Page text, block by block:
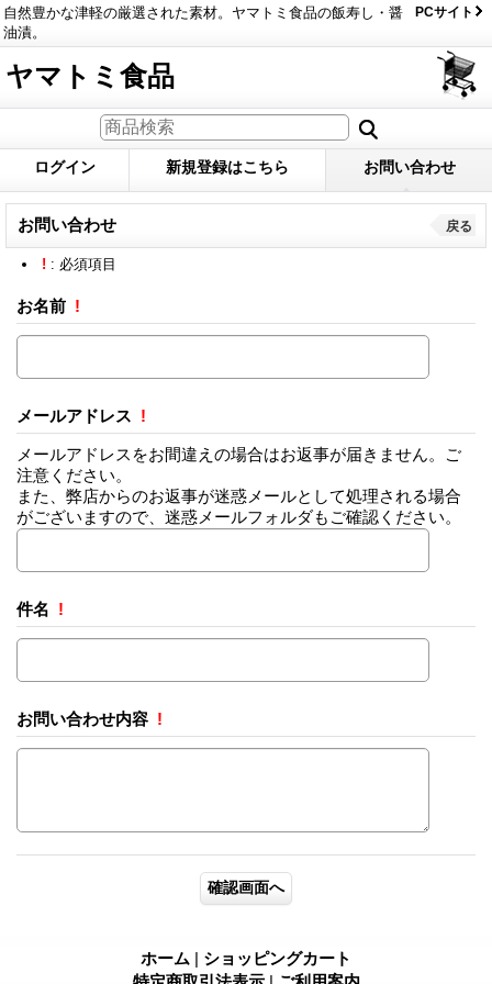
自然豊かな津軽の厳選された素材。ヤマトミ食品の飯寿し・醤
油漬。
PCサイト
ヤマトミ食品
ログイン 新規登録はこちら お問い合わせ
お問い合わせ 戻る
! : 必須項目
お名前 !
メールアドレス !
メールアドレスをお間違えの場合はお返事が届きません。ご
注意ください。
また、弊店からのお返事が迷惑メールとして処理される場合
がございますので、迷惑メールフォルダもご確認ください。
件名 !
お問い合わせ内容 !
ホーム | ショッピングカート